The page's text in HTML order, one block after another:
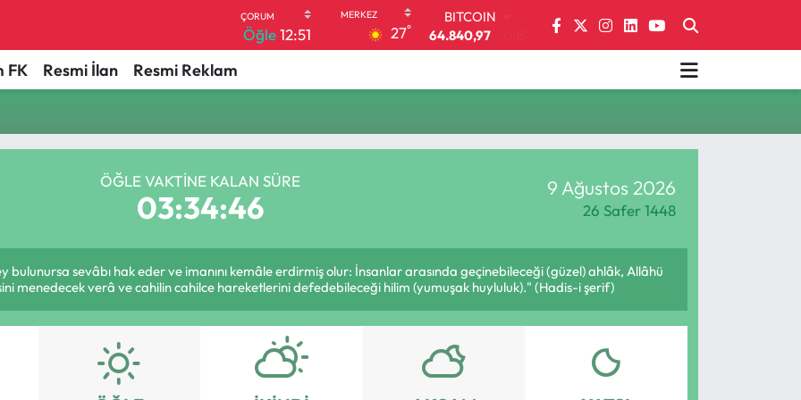
Öğle12:51 27°
BITCOIN
64.840,97
DOLAR
EURO
64,4811 0.38
FK Resmi İlan Resmi Reklam
ÖĞLE VAKTINE KALAN SÜRE
03:34:46
9 Ağustos 2026
26 Safer 1448
bulunursa sevâbı hak eder ve imanını kemâle erdirmiş olur: İnsanlar arasında geçinebileceği (güzel) ahlâk, Allâhü
menedecek verâ ve cahilin cahilce hareketlerini defedebileceği hilim (yumuşak huyluluk)." (Hadis-i şerif)